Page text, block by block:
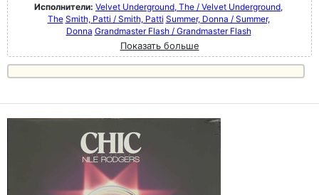
Исполнители: Velvet Underground, The / Velvet Underground,
The Smith, Patti / Smith, Patti Summer, Donna / Summer,
Donna Grandmaster Flash / Grandmaster Flash
Показать больше